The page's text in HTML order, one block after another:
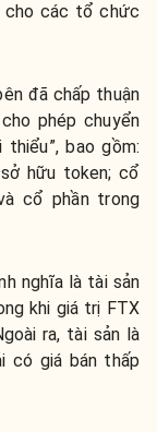
cho các tổ chức
đã chấp thuận
phép chuyển
bao gồm:
hữu token; cổ
cổ phần trong
nghĩa là tài sản
khi giá trị FTX
ra, tài sản là
có giá bán thấp